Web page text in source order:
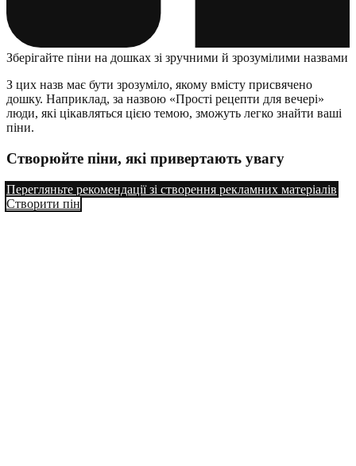
Зберігайте піни на дошках зі зручними й зрозумілими назвами
З цих назв має бути зрозуміло, якому вмісту присвячено
дошку. Наприклад, за назвою «Прості рецепти для вечері»
люди, які цікавляться цією темою, зможуть легко знайти ваші
піни.
Створюйте піни, які привертають увагу
Перегляньте рекомендації зі створення рекламних матеріалів
Створити пін